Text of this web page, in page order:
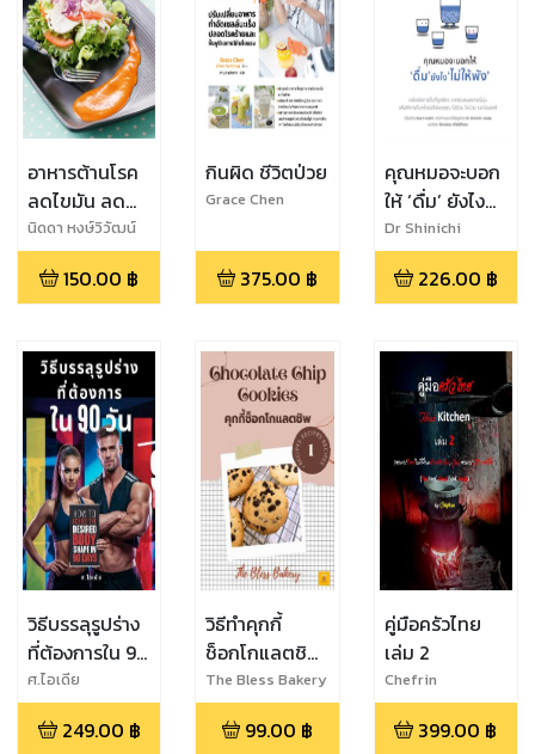
อาหารต้านโรค
ลดไขมัน ลด
โคเลสเตอรอล
นิดดา หงษ์วิวัฒน์
150.00 ฿
กินผิด ชีวิตป่วย
Grace Chen
375.00 ฿
คุณหมอจะบอก
ให้ ‘ดื่ม’ ยังไง
‘ไม่ให้พัง’
Dr Shinichi
Asabe
226.00 ฿
วิธีบรรลุรูปร่าง
ที่ต้องการใน 90
วัน
ศ.ไอเดีย
249.00 ฿
วิธีทำคุกกี้
ช็อกโกแลตชิพ
Chocolate
Chip Cookies
โดย The Bless
The Bless Bakery
เบลสเบเกอรี่ -
คุกกี้ บราวนี่ เค้ก
99.00 ฿
คู่มือครัวไทย
เล่ม 2
Chefrin
399.00 ฿